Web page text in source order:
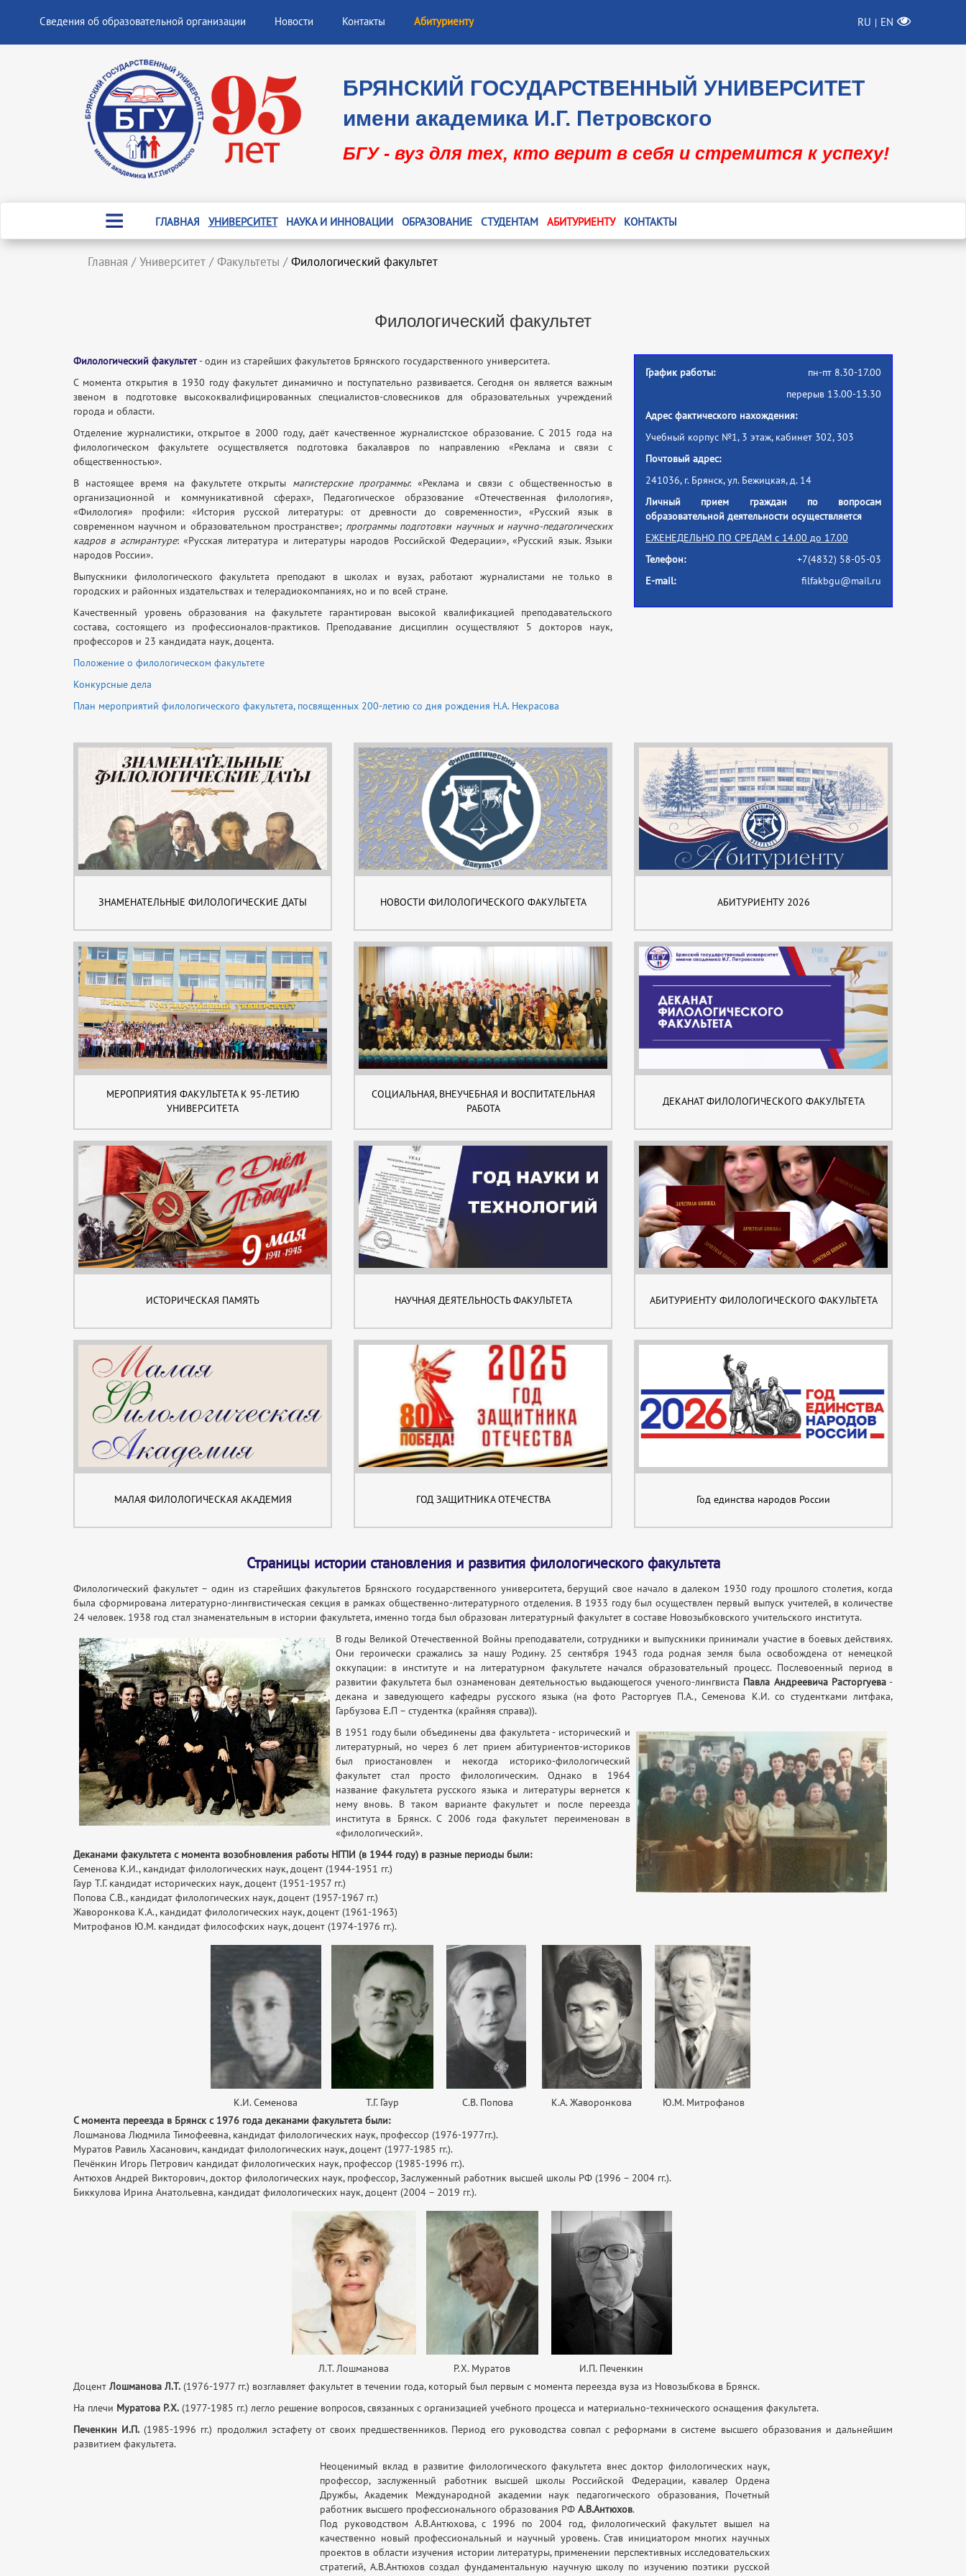
Сведения об образовательной организации Новости Контакты Абитуриенту RU | EN
БРЯНСКИЙ ГОСУДАРСТВЕННЫЙ УНИВЕРСИТЕТ
имени академика И.Г. Петровского
БГУ - вуз для тех, кто верит в себя и стремится к успеху!
ГЛАВНАЯ УНИВЕРСИТЕТ НАУКА И ИННОВАЦИИ ОБРАЗОВАНИЕ СТУДЕНТАМ АБИТУРИЕНТУ КОНТАКТЫ
Главная / Университет / Факультеты / Филологический факультет
Филологический факультет
Филологический факультет- один из старейших факультетов Брянского государственного университета.
С момента открытия в 1930 году факультет динамично и поступательно развивается. Сегодня он является важным
звеном в подготовке высококвалифицированных специалистов-словесников для образовательных учреждений
города и области.
Отделение журналистики, открытое в 2000 году, даёт качественное журналистское образование. С 2015 года на
филологическом факультете осуществляется подготовка бакалавров по направлению «Реклама и связи с
общественностью».
В настоящее время на факультете открыты магистерские программы: «Реклама и связи с общественностью в
организационной и коммуникативной сферах», Педагогическое образование «Отечественная филология»,
«Филология» профили: «История русской литературы: от древности до современности», «Русский язык в
современном научном и образовательном пространстве»; программы подготовки научных и научно-педагогических
кадров в аспирантуре: «Русская литература и литературы народов Российской Федерации», «Русский язык. Языки
народов России».
Выпускники филологического факультета преподают в школах и вузах, работают журналистами не только в
городских и районных издательствах и телерадиокомпаниях, но и по всей стране.
Качественный уровень образования на факультете гарантирован высокой квалификацией преподавательского
состава, состоящего из профессионалов-практиков. Преподавание дисциплин осуществляют 5 докторов наук,
профессоров и 23 кандидата наук, доцента.
Положение о филологическом факультете
Конкурсные дела
План мероприятий филологического факультета, посвященных 200-летию со дня рождения Н.А. Некрасова
График работы:
пн-пт 8.30-17.00
перерыв 13.00-13.30
Адрес фактического нахождения:
Учебный корпус №1, 3 этаж, кабинет 302, 303
Почтовый адрес:
241036, г. Брянск, ул. Бежицкая, д. 14
Личный прием граждан по вопросам
образовательной деятельности осуществляется
ЕЖЕНЕДЕЛЬНО ПО СРЕДАМ с 14.00 до 17.00
Телефон:
+7(4832) 58-05-03
E-mail:
filfakbgu@mail.ru
ЗНАМЕНАТЕЛЬНЫЕ ФИЛОЛОГИЧЕСКИЕ ДАТЫ НОВОСТИ ФИЛОЛОГИЧЕСКОГО ФАКУЛЬТЕТА АБИТУРИЕНТУ 2026
МЕРОПРИЯТИЯ ФАКУЛЬТЕТА К 95-ЛЕТИЮ
УНИВЕРСИТЕТА
СОЦИАЛЬНАЯ, ВНЕУЧЕБНАЯ И ВОСПИТАТЕЛЬНАЯ
РАБОТА
ДЕКАНАТ ФИЛОЛОГИЧЕСКОГО ФАКУЛЬТЕТА
ИСТОРИЧЕСКАЯ ПАМЯТЬ НАУЧНАЯ ДЕЯТЕЛЬНОСТЬ ФАКУЛЬТЕТА АБИТУРИЕНТУ ФИЛОЛОГИЧЕСКОГО ФАКУЛЬТЕТА
МАЛАЯ ФИЛОЛОГИЧЕСКАЯ АКАДЕМИЯ ГОД ЗАЩИТНИКА ОТЕЧЕСТВА Год единства народов России
Страницы истории становления и развития филологического факультета
Филологический факультет – один из старейших факультетов Брянского государственного университета, берущий свое начало в далеком 1930 году прошлого столетия, когда
была сформирована литературно-лингвистическая секция в рамках общественно-литературного отделения. В 1933 году был осуществлен первый выпуск учителей, в количестве
24 человек. 1938 год стал знаменательным в истории факультета, именно тогда был образован литературный факультет в составе Новозыбковского учительского института.
В годы Великой Отечественной Войны преподаватели, сотрудники и выпускники принимали участие в боевых действиях.
Они героически сражались за нашу Родину. 25 сентября 1943 года родная земля была освобождена от немецкой
оккупации: в институте и на литературном факультете начался образовательный процесс. Послевоенный период в
развитии факультета был ознаменован деятельностью выдающегося ученого-лингвиста Павла Андреевича Расторгуева-
декана и заведующего кафедры русского языка (на фото Расторгуев П.А., Семенова К.И. со студентками литфака,
Гарбузова Е.П – студентка (крайняя справа)).
В 1951 году были объединены два факультета - исторический и
литературный, но через 6 лет прием абитуриентов-историков
был приостановлен и некогда историко-филологический
факультет стал просто филологическим. Однако в 1964
название факультета русского языка и литературы вернется к
нему вновь. В таком варианте факультет и после переезда
института в Брянск. С 2006 года факультет переименован в
«филологический».
Деканами факультета с момента возобновления работы НГПИ (в 1944 году) в разные периоды были:
Семенова К.И., кандидат филологических наук, доцент (1944-1951 гг.)
Гаур Т.Г. кандидат исторических наук, доцент (1951-1957 гг.)
Попова С.В., кандидат филологических наук, доцент (1957-1967 гг.)
Жаворонкова К.А., кандидат филологических наук, доцент (1961-1963)
Митрофанов Ю.М. кандидат философских наук, доцент (1974-1976 гг.).
К.И. Семенова Т.Г. Гаур С.В. Попова К.А. Жаворонкова
Ю.М. Митрофанов
С момента переезда в Брянск с 1976 года деканами факультета были:
Лошманова Людмила Тимофеевна, кандидат филологических наук, профессор (1976-1977гг.).
Муратов Равиль Хасанович, кандидат филологических наук, доцент (1977-1985 гг.).
Печёнкин Игорь Петрович кандидат филологических наук, профессор (1985-1996 гг.).
Антюхов Андрей Викторович, доктор филологических наук, профессор, Заслуженный работник высшей школы РФ (1996 – 2004 гг.).
Биккулова Ирина Анатольевна, кандидат филологических наук, доцент (2004 – 2019 гг.).
Л.Т. Лошманова Р.Х. Муратов
И.П. Печенкин
Доцент Лошманова Л.Т. (1976-1977 гг.) возглавляет факультет в течении года, который был первым с момента переезда вуза из Новозыбкова в Брянск.
На плечи Муратова Р.Х. (1977-1985 гг.) легло решение вопросов, связанных с организацией учебного процесса и материально-технического оснащения факультета.
Печенкин И.П. (1985-1996 гг.) продолжил эстафету от своих предшественников. Период его руководства совпал с реформами в системе высшего образования и дальнейшим
развитием факультета.
Неоценимый вклад в развитие филологического факультета внес доктор филологических наук,
профессор, заслуженный работник высшей школы Российской Федерации, кавалер Ордена
Дружбы, Академик Международной академии наук педагогического образования, Почетный
работник высшего профессионального образования РФ А.В.Антюхов.
Под руководством А.В.Антюхова, с 1996 по 2004 год, филологический факультет вышел на
качественно новый профессиональный и научный уровень. Став инициатором многих научных
проектов в области изучения истории литературы, применении перспективных исследовательских
стратегий, А.В.Антюхов создал фундаментальную научную школу по изучению поэтики русской